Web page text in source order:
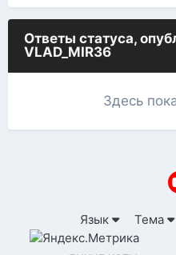
Ответы статуса,
VLAD_MIR36
Здесь
Язык Тема